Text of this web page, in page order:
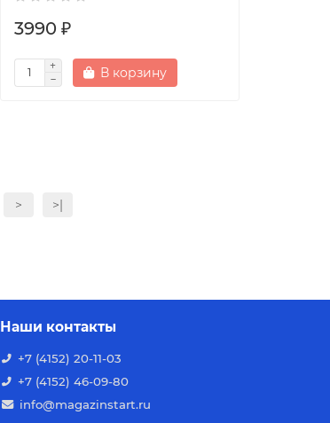
3990 ₽
В корзину
> >|
Наши контакты
+7 (4152) 20-11-03
+7 (4152) 46-09-80
info@magazinstart.ru